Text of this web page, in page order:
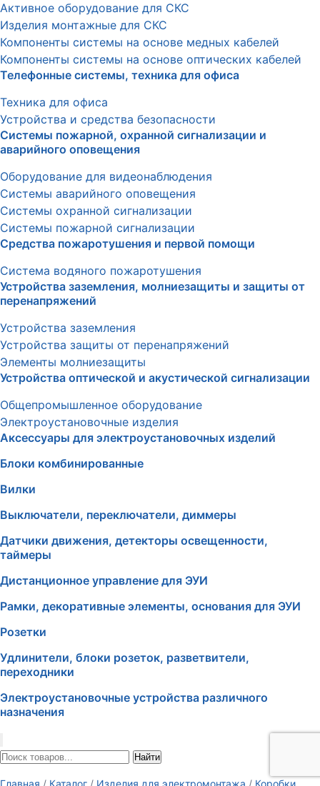
Активное оборудование для СКС
Изделия монтажные для СКС
Компоненты системы на основе медных кабелей
Компоненты системы на основе оптических кабелей
Телефонные системы, техника для офиса
Техника для офиса
Устройства и средства безопасности
Системы пожарной, охранной сигнализации и
аварийного оповещения
Оборудование для видеонаблюдения
Системы аварийного оповещения
Системы охранной сигнализации
Системы пожарной сигнализации
Средства пожаротушения и первой помощи
Система водяного пожаротушения
Устройства заземления, молниезащиты и защиты от
перенапряжений
Устройства заземления
Устройства защиты от перенапряжений
Элементы молниезащиты
Устройства оптической и акустической сигнализации
Общепромышленное оборудование
Электроустановочные изделия
Аксессуары для электроустановочных изделий
Блоки комбинированные
Вилки
Выключатели, переключатели, диммеры
Датчики движения, детекторы освещенности,
таймеры
Дистанционное управление для ЭУИ
Рамки, декоративные элементы, основания для ЭУИ
Розетки
Удлинители, блоки розеток, разветвители,
переходники
Электроустановочные устройства различного
назначения
Найти
Главная / Каталог / Изделия для электромонтажа / Коробки,